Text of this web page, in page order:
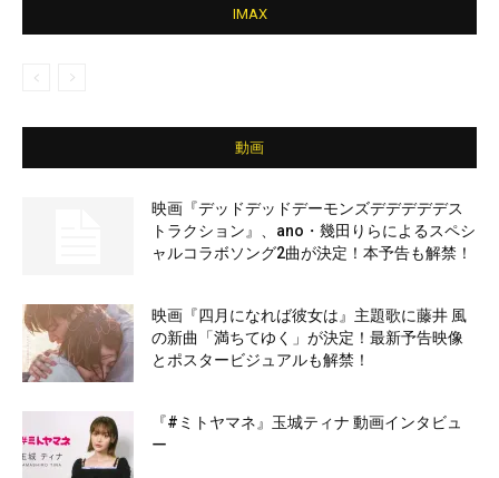
IMAX
動画
映画『デッドデッドデーモンズデデデデデス
トラクション』、ano・幾田りらによるスペシ
ャルコラボソング2曲が決定！本予告も解禁！
映画『四月になれば彼女は』主題歌に藤井 風
の新曲「満ちてゆく」が決定！最新予告映像
とポスタービジュアルも解禁！
『#ミトヤマネ』玉城ティナ 動画インタビュ
ー